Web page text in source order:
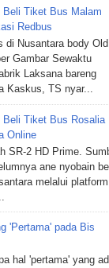
Beli Tiket Bus Malam
Redbus
di Nusantara body Old
Gambar Sewaktu
Laksana bareng
Kaskus, TS nyar...
Beli Tiket Bus Rosalia
Online
SR-2 HD Prime.
ane nyobain
melalui platform
'Pertama' pada Bis
hal 'pertama' yang